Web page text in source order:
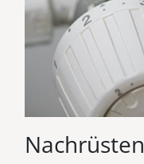
Nachrüsten